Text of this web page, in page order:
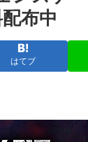
布中
はてブ